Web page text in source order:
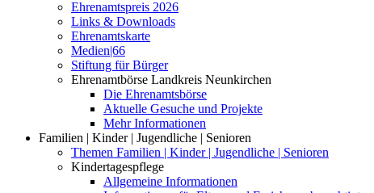
Ehrenamtspreis 2026
Links & Downloads
Ehrenamtskarte
Medien|66
Stiftung für Bürger
Ehrenamtbörse Landkreis Neunkirchen
Die Ehrenamtsbörse
Aktuelle Gesuche und Projekte
Mehr Informationen
Familien | Kinder | Jugendliche | Senioren
Themen Familien | Kinder | Jugendliche | Senioren
Kindertagespflege
Allgemeine Informationen